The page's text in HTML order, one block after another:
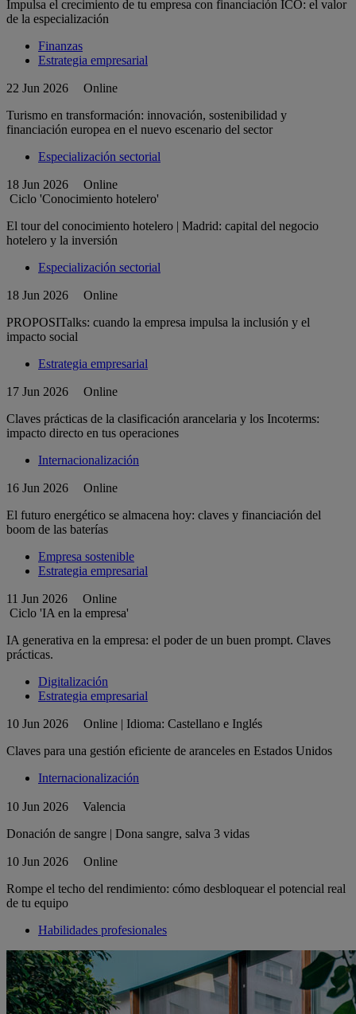
Impulsa el crecimiento de tu empresa con financiación ICO: el valor
de la especialización
Finanzas
Estrategia empresarial
22 Jun 2026
Online
Turismo en transformación: innovación, sostenibilidad y
financiación europea en el nuevo escenario del sector
Especialización sectorial
18 Jun 2026
Online
Ciclo 'Conocimiento hotelero'
El tour del conocimiento hotelero | Madrid: capital del negocio
hotelero y la inversión
Especialización sectorial
18 Jun 2026
Online
PROPOSITalks: cuando la empresa impulsa la inclusión y el
impacto social
Estrategia empresarial
17 Jun 2026
Online
Claves prácticas de la clasificación arancelaria y los Incoterms:
impacto directo en tus operaciones
Internacionalización
16 Jun 2026
Online
El futuro energético se almacena hoy: claves y financiación del
boom de las baterías
Empresa sostenible
Estrategia empresarial
11 Jun 2026
Online
Ciclo 'IA en la empresa'
IA generativa en la empresa: el poder de un buen prompt. Claves
prácticas.
Digitalización
Estrategia empresarial
10 Jun 2026
Online | Idioma: Castellano e Inglés
Claves para una gestión eficiente de aranceles en Estados Unidos
Internacionalización
10 Jun 2026
Valencia
Donación de sangre | Dona sangre, salva 3 vidas
10 Jun 2026
Online
Rompe el techo del rendimiento: cómo desbloquear el potencial real
de tu equipo
Habilidades profesionales